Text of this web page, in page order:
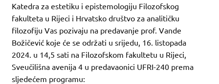
Katedra za estetiku i epistemologiju Filozofskog
fakulteta u Rijeci i Hrvatsko društvo za analitičku
filozofiju Vas pozivaju na predavanje prof. Vande
Božičević koje će se održati u srijedu, 16. listopada
2024. u 14,5 sati na Filozofskom fakultetu u Rijeci,
Sveučilišna avenija 4 u predavaonici UFRI-240 prema
sljedećem programu: